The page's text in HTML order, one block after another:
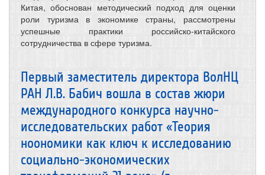
Китая, обоснован методический подход для оценки
роли туризма в экономике страны, рассмотрены
успешные практики российско-китайского
сотрудничества в сфере туризма.
Первый заместитель директора ВолНЦ
РАН Л.В. Бабич вошла в состав жюри
международного конкурса научно-
исследовательских работ «Теория
ноономики как ключ к исследованию
социально-экономических